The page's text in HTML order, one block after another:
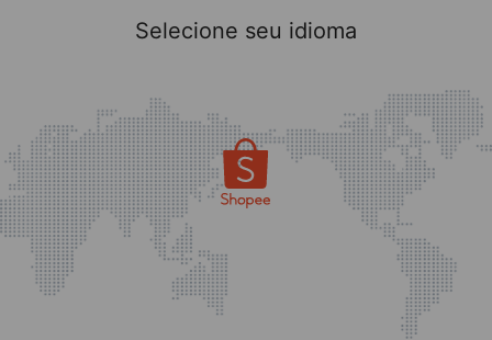
Selecione seu idioma